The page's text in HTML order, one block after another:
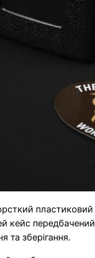
та зберігання.